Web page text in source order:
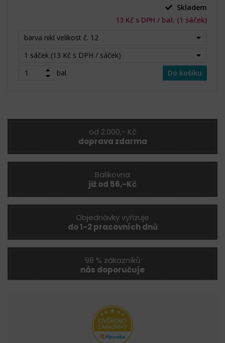
Skladem
13 Kč s DPH / bal. (1 sáček)
barva nikl velikost č. 12
1 sáček (13 Kč s DPH / sáček)
bal.
Do košíku
od 2.000,- Kč
doprava zdarma
Balíkovna
již od 56,-Kč
Objednávky vyřizuje
do 1-2 pracovních dnů
98 % zákazníků
nás doporučuje